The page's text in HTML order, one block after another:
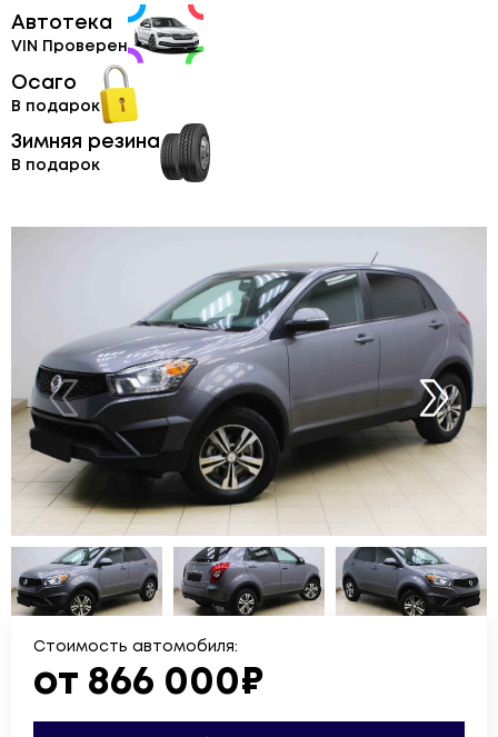
Автотека
VIN Проверен
Осаго
В подарок
Зимняя резина
В подарок
Стоимость автомобиля:
от 866 000₽